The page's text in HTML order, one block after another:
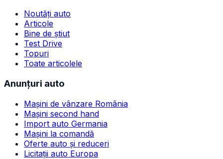
Noutăți auto
Articole
Bine de știut
Test Drive
Topuri
Toate articolele
Anunțuri auto
Mașini de vânzare România
Mașini second hand
Import auto Germania
Mașini la comandă
Oferte auto și reduceri
Licitații auto Europa